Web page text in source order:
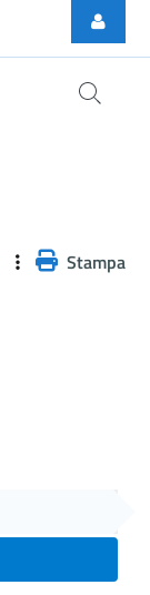
Stampa